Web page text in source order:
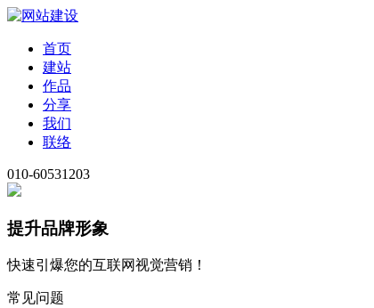
首页
建站
作品
分享
我们
联络
010-60531203
提升品牌形象
快速引爆您的互联网视觉营销！
常见问题